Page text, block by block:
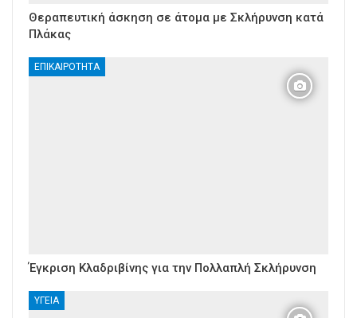
Θεραπευτική άσκηση σε άτομα με Σκλήρυνση κατά
Πλάκας
ΕΠΙΚΑΙΡΌΤΗΤΑ
Έγκριση Κλαδριβίνης για την Πολλαπλή Σκλήρυνση
ΥΓΕΊΑ